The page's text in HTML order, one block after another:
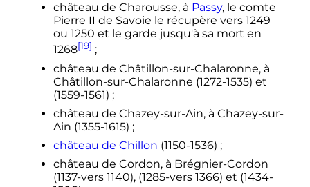
château de Charousse, à Passy, le comte
Pierre II de Savoie le récupère vers 1249
ou 1250 et le garde jusqu'à sa mort en
1268[19] ;
château de Châtillon-sur-Chalaronne, à
Châtillon-sur-Chalaronne (1272-1535) et
(1559-1561) ;
château de Chazey-sur-Ain, à Chazey-sur-
Ain (1355-1615) ;
château de Chillon (1150-1536) ;
château de Cordon, à Brégnier-Cordon
(1137-vers 1140), (1285-vers 1366) et (1434-